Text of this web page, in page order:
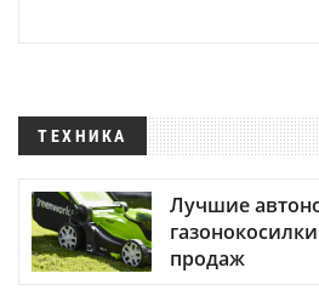
ТЕХНИКА
Лучшие
продаж